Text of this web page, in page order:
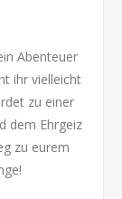
Abenteuer
ihr vielleicht
zu einer
dem Ehrgeiz
zu eurem